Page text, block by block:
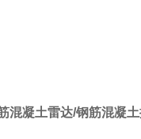
混凝土雷达/钢筋混凝